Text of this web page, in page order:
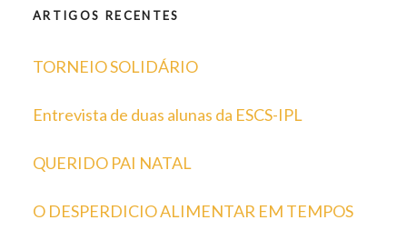
ARTIGOS RECENTES
TORNEIO SOLIDÁRIO
Entrevista de duas alunas da ESCS-IPL
QUERIDO PAI NATAL
O DESPERDICIO ALIMENTAR EM TEMPOS